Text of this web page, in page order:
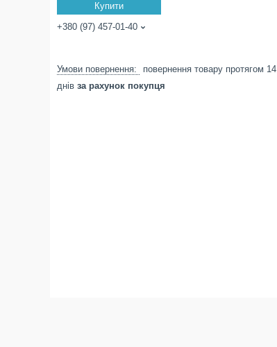
Купити
+380 (97) 457-01-40
повернення товару протягом 14
днів за рахунок покупця